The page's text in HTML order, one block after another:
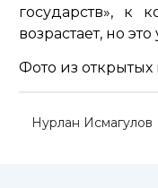
государств», к
возрастает, но
Фото из открытых
Нурлан Исмагулов